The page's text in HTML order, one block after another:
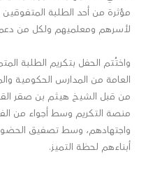
مؤثرة من أحد الطلبة المتفوقين
لأسرهم ومعلميهم ولكل من
واختُتم الحفل بتكريم الطلبة
العامة من المدارس الحكومية
من قبل الشيخ هيثم بن صقر
منصة التكريم وسط أجواء من
واجتهادهم، وسط تصفيق الحضور
أبناءهم لحظة التميز.